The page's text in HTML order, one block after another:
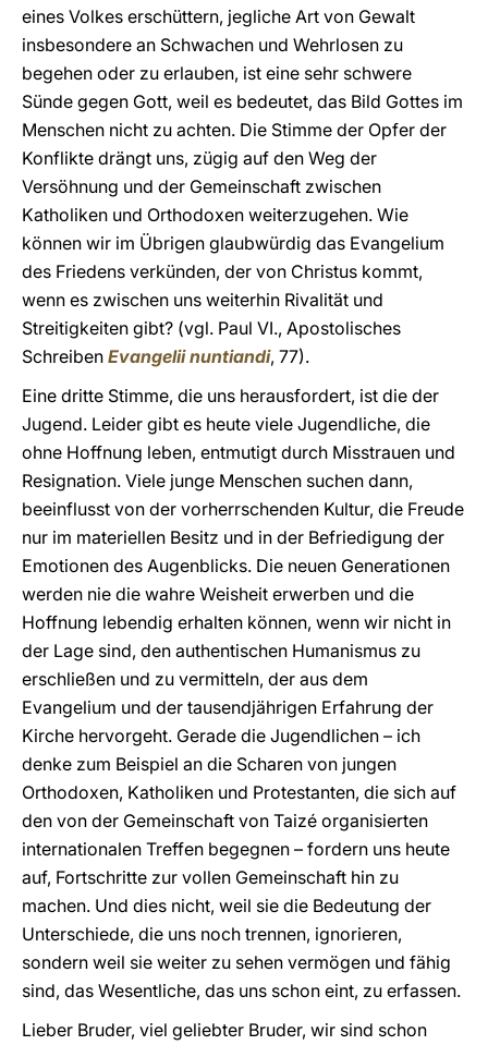
eines Volkes erschüttern, jegliche Art von Gewalt
insbesondere an Schwachen und Wehrlosen zu
begehen oder zu erlauben, ist eine sehr schwere
Sünde gegen Gott, weil es bedeutet, das Bild Gottes im
Menschen nicht zu achten. Die Stimme der Opfer der
Konflikte drängt uns, zügig auf den Weg der
Versöhnung und der Gemeinschaft zwischen
Katholiken und Orthodoxen weiterzugehen. Wie
können wir im Übrigen glaubwürdig das Evangelium
des Friedens verkünden, der von Christus kommt,
wenn es zwischen uns weiterhin Rivalität und
Streitigkeiten gibt? (vgl. Paul VI., Apostolisches
Schreiben Evangelii nuntiandi, 77).
Eine dritte Stimme, die uns herausfordert, ist die der
Jugend. Leider gibt es heute viele Jugendliche, die
ohne Hoffnung leben, entmutigt durch Misstrauen und
Resignation. Viele junge Menschen suchen dann,
beeinflusst von der vorherrschenden Kultur, die Freude
nur im materiellen Besitz und in der Befriedigung der
Emotionen des Augenblicks. Die neuen Generationen
werden nie die wahre Weisheit erwerben und die
Hoffnung lebendig erhalten können, wenn wir nicht in
der Lage sind, den authentischen Humanismus zu
erschließen und zu vermitteln, der aus dem
Evangelium und der tausendjährigen Erfahrung der
Kirche hervorgeht. Gerade die Jugendlichen – ich
denke zum Beispiel an die Scharen von jungen
Orthodoxen, Katholiken und Protestanten, die sich auf
den von der Gemeinschaft von Taizé organisierten
internationalen Treffen begegnen – fordern uns heute
auf, Fortschritte zur vollen Gemeinschaft hin zu
machen. Und dies nicht, weil sie die Bedeutung der
Unterschiede, die uns noch trennen, ignorieren,
sondern weil sie weiter zu sehen vermögen und fähig
sind, das Wesentliche, das uns schon eint, zu erfassen.
Lieber Bruder, viel geliebter Bruder, wir sind schon